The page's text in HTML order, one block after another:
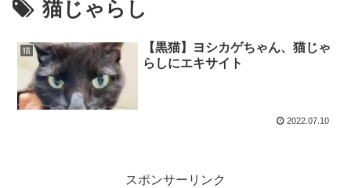
猫じゃらし
猫
【黒猫】ヨシカゲちゃん、猫じゃ
らしにエキサイト
2022.07.10
スポンサーリンク